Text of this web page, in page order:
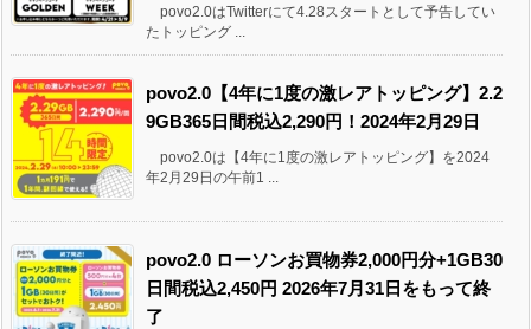
povo2.0はTwitterにて4.28スタートとして予告してい
たトッピング ...
povo2.0【4年に1度の激レアトッピング】2.2
9GB365日間税込2,290円！2024年2月29日
povo2.0は【4年に1度の激レアトッピング】を2024
年2月29日の午前1 ...
povo2.0 ローソンお買物券2,000円分+1GB30
日間税込2,450円 2026年7月31日をもって終
了